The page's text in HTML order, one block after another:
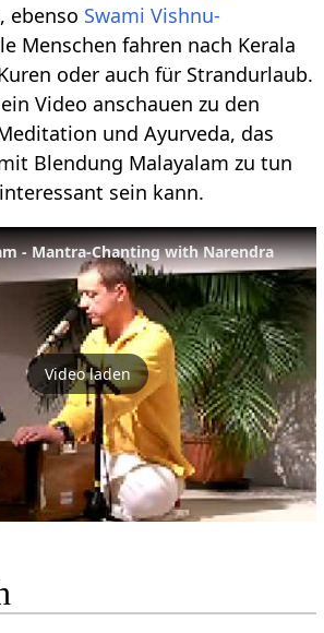
ebenso Swami Vishnu-
Menschen fahren nach Kerala
oder auch für Strandurlaub.
Video anschauen zu den
und Ayurveda, das
Blendung Malayalam zu tun
sein kann.
- Mantra-Chanting with Narendra
Video laden